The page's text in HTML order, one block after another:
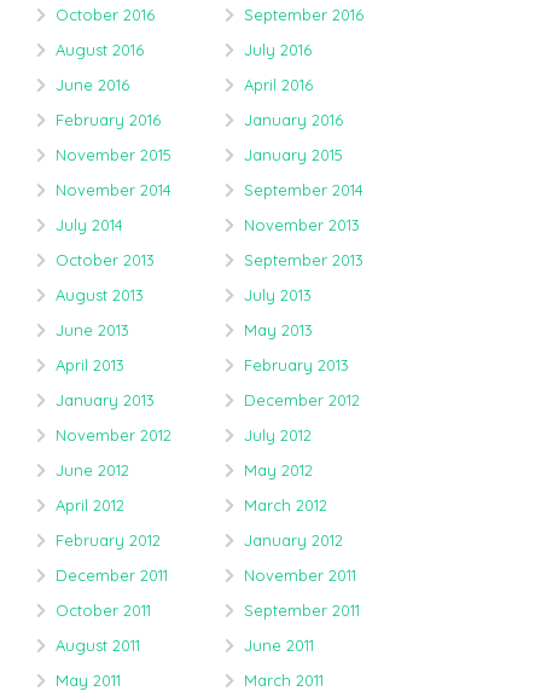
October 2016
September 2016
August 2016
July 2016
June 2016
April 2016
February 2016
January 2016
November 2015
January 2015
November 2014
September 2014
July 2014
November 2013
October 2013
September 2013
August 2013
July 2013
June 2013
May 2013
April 2013
February 2013
January 2013
December 2012
November 2012
July 2012
June 2012
May 2012
April 2012
March 2012
February 2012
January 2012
December 2011
November 2011
October 2011
September 2011
August 2011
June 2011
May 2011
March 2011